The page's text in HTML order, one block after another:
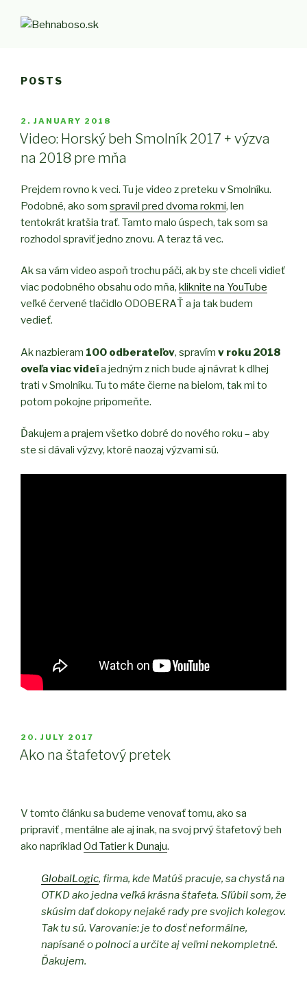
POSTS
POSTED
ON
2. JANUARY 2018
Video: Horský beh Smolník 2017 + výzva
na 2018 pre mňa
Prejdem rovno k veci. Tu je video z preteku v Smolníku.
Podobné, ako som spravil pred dvoma rokmi, len
tentokrát kratšia trať. Tamto malo úspech, tak som sa
rozhodol spraviť jedno znovu. A teraz tá vec.
Ak sa vám video aspoň trochu páči, ak by ste chceli vidieť
viac podobného obsahu odo mňa, kliknite na YouTube
veľké červené tlačidlo ODOBERAŤ a ja tak budem
vedieť.
Ak nazbieram 100 odberateľov, spravím v roku 2018
oveľa viac videía jedným z nich bude aj návrat k dlhej
trati v Smolníku. Tu to máte čierne na bielom, tak mi to
potom pokojne pripomeňte.
Ďakujem a prajem všetko dobré do nového roku – aby
ste si dávali výzvy, ktoré naozaj výzvami sú.
POSTED
ON
20. JULY 2017
Ako na štafetový pretek
V tomto článku sa budeme venovať tomu, ako sa
pripraviť , mentálne ale aj inak, na svoj prvý štafetový beh
ako napríklad Od Tatier k Dunaju.
GlobalLogic, firma, kde Matúš pracuje, sa chystá na
OTKD ako jedna veľká krásna štafeta. Sľúbil som, že
skúsim dať dokopy nejaké rady pre svojich kolegov.
Tak tu sú. Varovanie: je to dosť neformálne,
napísané o polnoci a určite aj veľmi nekompletné.
Ďakujem.